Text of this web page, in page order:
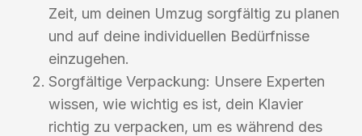
Zeit, um deinen Umzug sorgfältig zu planen
und auf deine individuellen Bedürfnisse
einzugehen.
Sorgfältige Verpackung: Unsere Experten
wissen, wie wichtig es ist, dein Klavier
richtig zu verpacken, um es während des